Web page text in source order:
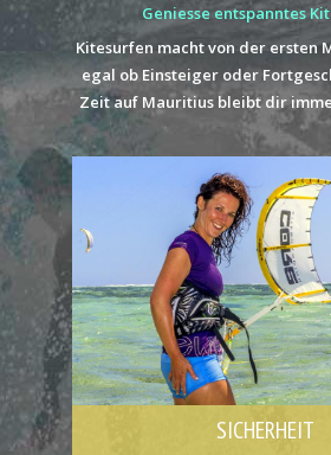
Geniesse entspanntes
Kitesurfen macht von der ersten
egal ob Einsteiger oder
Zeit auf Mauritius bleibt dir
SICHERHEIT